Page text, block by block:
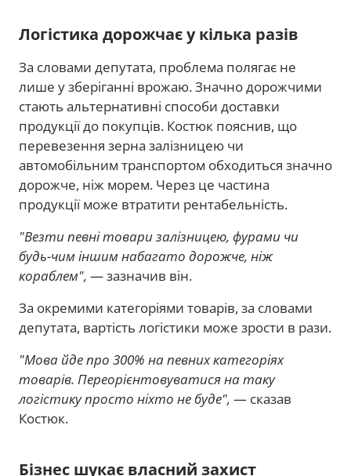
Логістика дорожчає у кілька разів
За словами депутата, проблема полягає не
лише у зберіганні врожаю. Значно дорожчими
стають альтернативні способи доставки
продукції до покупців. Костюк пояснив, що
перевезення зерна залізницею чи
автомобільним транспортом обходиться значно
дорожче, ніж морем. Через це частина
продукції може втратити рентабельність.
"Везти певні товари залізницею, фурами чи
будь-чим іншим набагато дорожче, ніж
кораблем", — зазначив він.
За окремими категоріями товарів, за словами
депутата, вартість логістики може зрости в рази.
"Мова йде про 300% на певних категоріях
товарів. Переорієнтовуватися на таку
логістику просто ніхто не буде", — сказав
Костюк.
Бізнес шукає власний захист